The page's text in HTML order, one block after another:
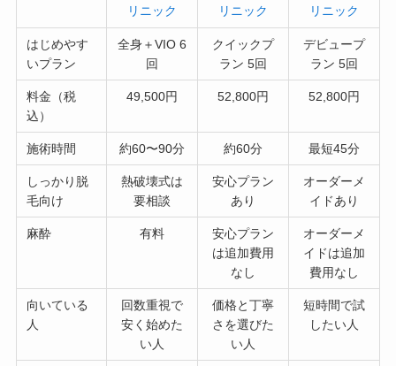
リニック
リニック
リニック
はじめやす
いプラン
全身＋VIO 6
回
クイックプ
ラン 5回
デビュープ
ラン 5回
料金（税
込）
49,500円 52,800円 52,800円
施術時間 約60〜90分 約60分 最短45分
しっかり脱
毛向け
熱破壊式は
要相談
安心プラン
あり
オーダーメ
イドあり
麻酔 有料
安心プラン
は追加費用
なし
オーダーメ
イドは追加
費用なし
向いている
人
回数重視で
安く始めた
い人
価格と丁寧
さを選びた
い人
短時間で試
したい人